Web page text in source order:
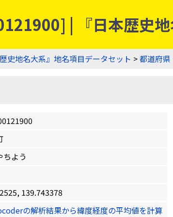
| 『日本歴史
歴史地名大系』地名項目データセット >都道府県
ちよう
139.743378
の解析結果から緯度経度の平均値を計算